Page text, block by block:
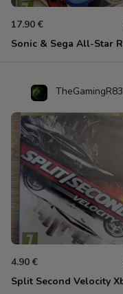
17.90 €
TheGamingR83
4.90 €